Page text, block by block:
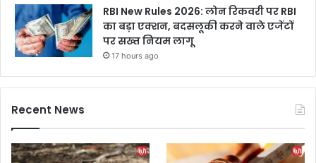
RBI New Rules 2026: लोन रिकवरी पर RBI
का बड़ा एक्शन, बदसलूकी करने वाले एजेंटों
पर सख्त नियम लागू
17 hours ago
Recent News